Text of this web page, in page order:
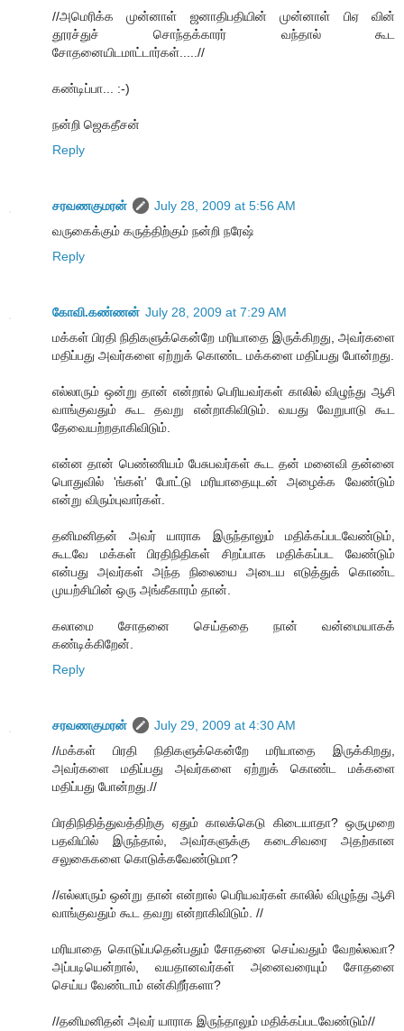
//அமெரிக்க முன்னாள் ஜனாதிபதியின் முன்னாள் பிஏ வின்
தூரச்துச் சொந்தக்காரர் வந்தால் கூட
சோதனையிடமாட்டார்கள்.....//
கண்டிப்பா... :-)
நன்றி ஜெகதீசன்
Reply
சரவணகுமரன்
July 28, 2009 at 5:56 AM
வருகைக்கும் கருத்திற்கும் நன்றி நரேஷ்
Reply
கோவி.கண்ணன் July 28, 2009 at 7:29 AM
மக்கள் பிரதி நிதிகளுக்கென்றே மரியாதை இருக்கிறது, அவர்களை
மதிப்பது அவர்களை ஏற்றுக் கொண்ட மக்களை மதிப்பது போன்றது.
எல்லாரும் ஒன்று தான் என்றால் பெரியவர்கள் காலில் விழுந்து ஆசி
வாங்குவதும் கூட தவறு என்றாகிவிடும். வயது வேறுபாடு கூட
தேவையற்றதாகிவிடும்.
என்ன தான் பெண்ணியம் பேசுபவர்கள் கூட தன் மனைவி தன்னை
பொதுவில் 'ங்கள்' போட்டு மரியாதையுடன் அழைக்க வேண்டும்
என்று விரும்புவார்கள்.
தனிமனிதன் அவர் யாராக இருந்தாலும் மதிக்கப்படவேண்டும்,
கூடவே மக்கள் பிரதிநிதிகள் சிறப்பாக மதிக்கப்பட வேண்டும்
என்பது அவர்கள் அந்த நிலையை அடைய எடுத்துக் கொண்ட
முயற்சியின் ஒரு அங்கீகாரம் தான்.
கலாமை சோதனை செய்ததை நான் வன்மையாகக்
கண்டிக்கிறேன்.
Reply
சரவணகுமரன்
July 29, 2009 at 4:30 AM
//மக்கள் பிரதி நிதிகளுக்கென்றே மரியாதை இருக்கிறது,
அவர்களை மதிப்பது அவர்களை ஏற்றுக் கொண்ட மக்களை
மதிப்பது போன்றது.//
பிரதிநிதித்துவத்திற்கு ஏதும் காலக்கெடு கிடையாதா? ஒருமுறை
பதவியில் இருந்தால், அவர்களுக்கு கடைசிவரை அதற்கான
சலுகைகளை கொடுக்கவேண்டுமா?
//எல்லாரும் ஒன்று தான் என்றால் பெரியவர்கள் காலில் விழுந்து ஆசி
வாங்குவதும் கூட தவறு என்றாகிவிடும். //
மரியாதை கொடுப்பதென்பதும் சோதனை செய்வதும் வேறல்லவா?
அப்படியென்றால், வயதானவர்கள் அனைவரையும் சோதனை
செய்ய வேண்டாம் என்கிறீர்களா?
//தனிமனிதன் அவர் யாராக இருந்தாலும் மதிக்கப்படவேண்டும்//